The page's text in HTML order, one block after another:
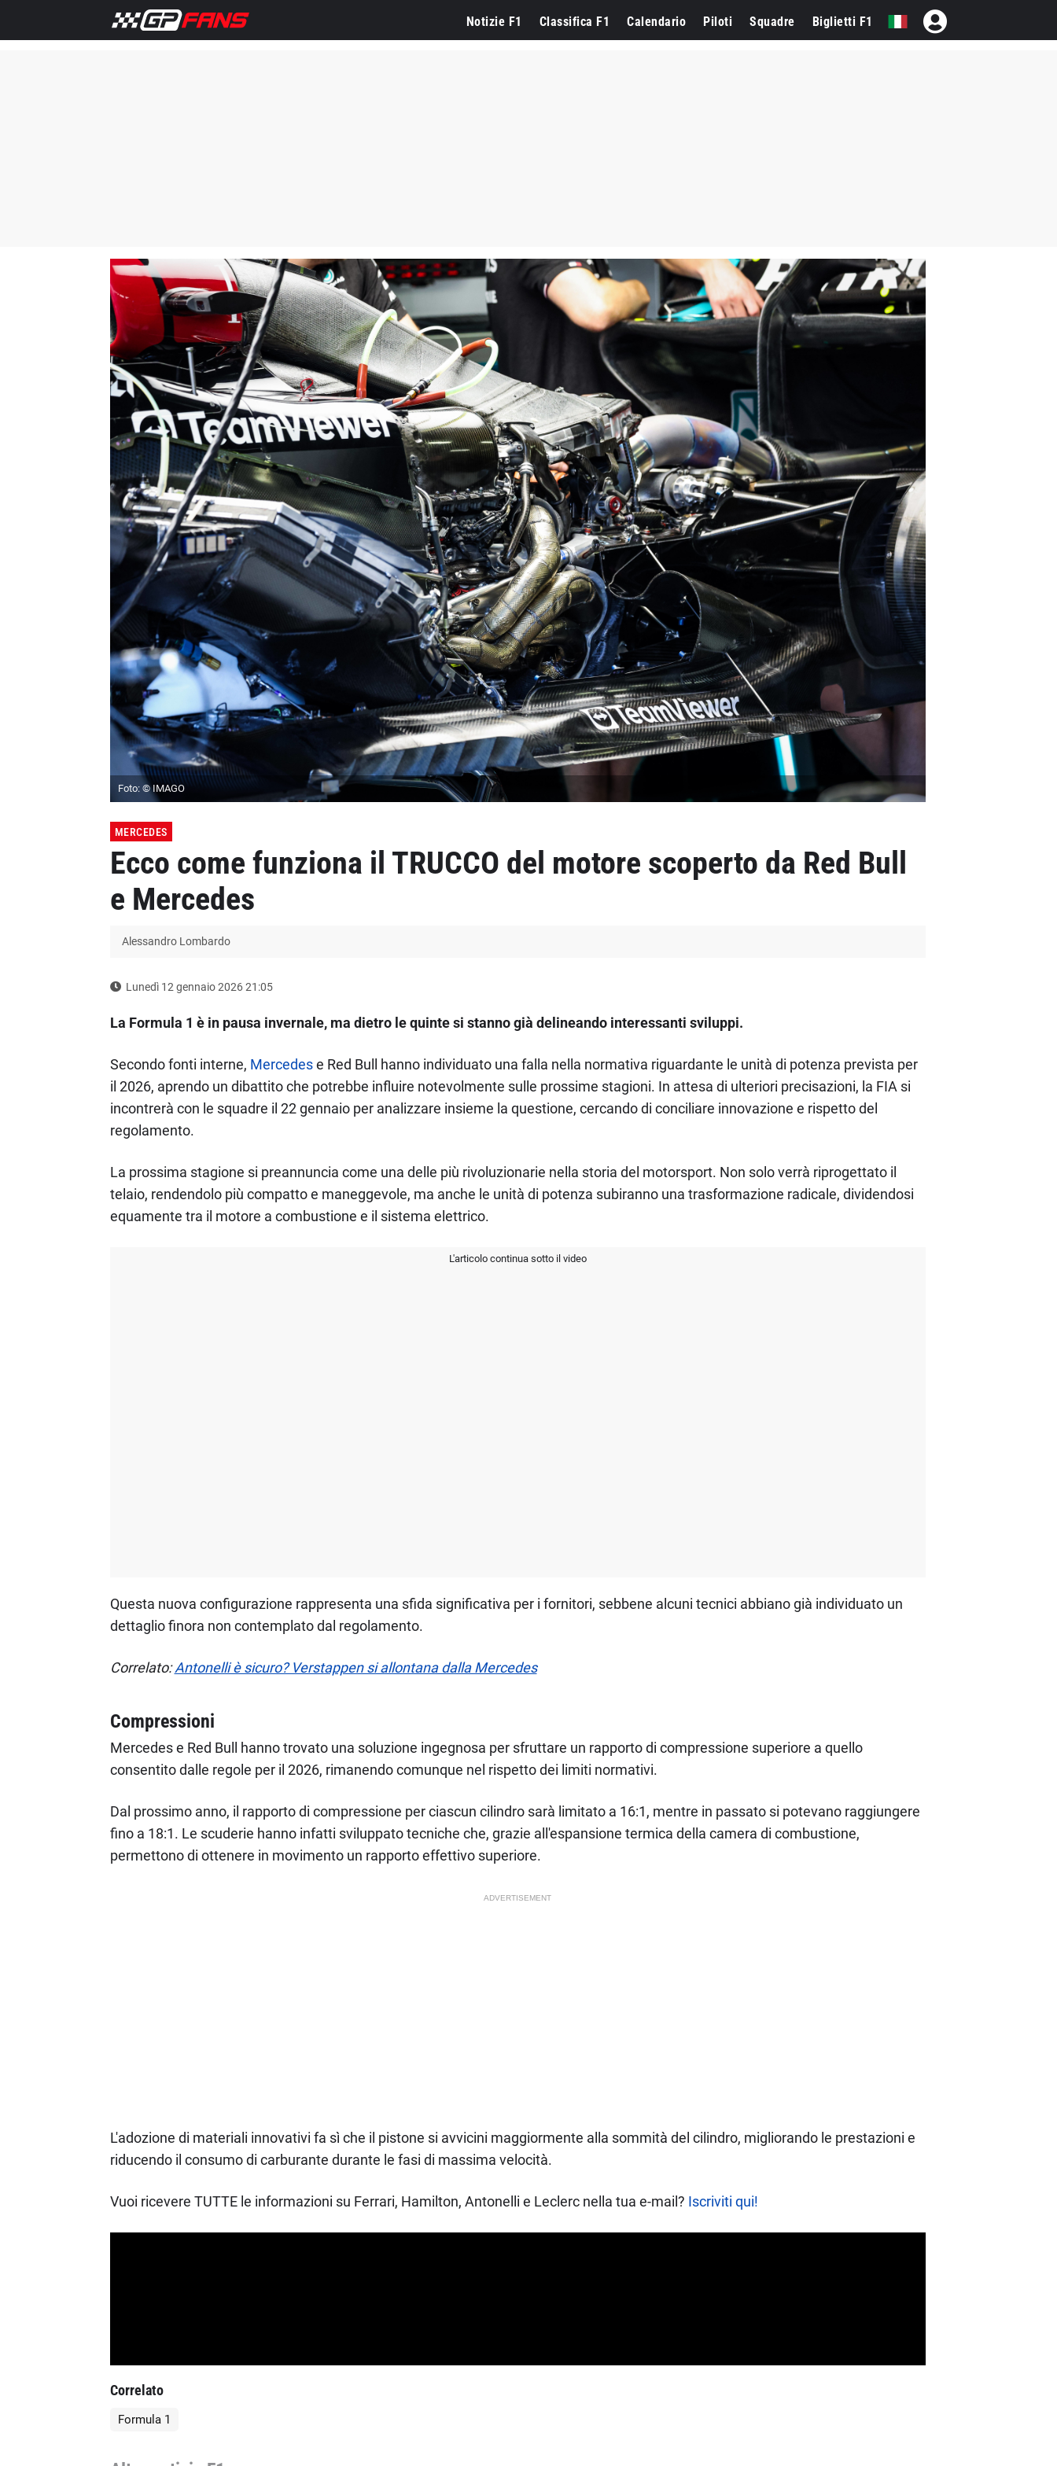
Notizie F1 Classifica F1 Calendario Piloti Squadre Biglietti F1
Foto: © IMAGO
MERCEDES
Ecco come funziona il TRUCCO del motore scoperto da Red Bull
e Mercedes
Alessandro Lombardo
Lunedì 12 gennaio 2026 21:05
La Formula 1 è in pausa invernale, ma dietro le quinte si stanno già delineando interessanti sviluppi.
Secondo fonti interne, Mercedese Red Bull hanno individuato una falla nella normativa riguardante le unità di potenza prevista per
il 2026, aprendo un dibattito che potrebbe influire notevolmente sulle prossime stagioni. In attesa di ulteriori precisazioni, la FIA si
incontrerà con le squadre il 22 gennaio per analizzare insieme la questione, cercando di conciliare innovazione e rispetto del
regolamento.
La prossima stagione si preannuncia come una delle più rivoluzionarie nella storia del motorsport. Non solo verrà riprogettato il
telaio, rendendolo più compatto e maneggevole, ma anche le unità di potenza subiranno una trasformazione radicale, dividendosi
equamente tra il motore a combustione e il sistema elettrico.
L'articolo continua sotto il video
Questa nuova configurazione rappresenta una sfida significativa per i fornitori, sebbene alcuni tecnici abbiano già individuato un
dettaglio finora non contemplato dal regolamento.
Correlato:Antonelli è sicuro? Verstappen si allontana dalla Mercedes
Compressioni
Mercedes e Red Bull hanno trovato una soluzione ingegnosa per sfruttare un rapporto di compressione superiore a quello
consentito dalle regole per il 2026, rimanendo comunque nel rispetto dei limiti normativi.
Dal prossimo anno, il rapporto di compressione per ciascun cilindro sarà limitato a 16:1, mentre in passato si potevano raggiungere
fino a 18:1. Le scuderie hanno infatti sviluppato tecniche che, grazie all'espansione termica della camera di combustione,
permettono di ottenere in movimento un rapporto effettivo superiore.
ADVERTISEMENT
L'adozione di materiali innovativi fa sì che il pistone si avvicini maggiormente alla sommità del cilindro, migliorando le prestazioni e
riducendo il consumo di carburante durante le fasi di massima velocità.
Vuoi ricevere TUTTE le informazioni su Ferrari, Hamilton, Antonelli e Leclerc nella tua e-mail? Iscriviti qui!
Correlato
Formula 1